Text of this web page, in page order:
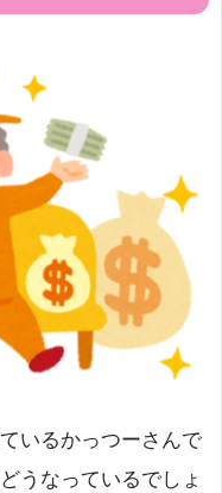
いるかっつーさんで
うなっているでしょ